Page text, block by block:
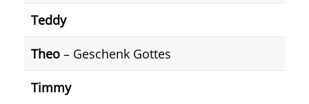
Teddy
Theo – Geschenk Gottes
Timmy